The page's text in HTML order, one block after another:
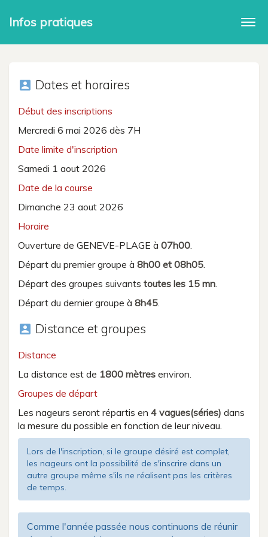
Infos pratiques
account_box Dates et horaires
Début des inscriptions
Mercredi 6 mai 2026 dès 7H
Date limite d'inscription
Samedi 1 aout 2026
Date de la course
Dimanche 23 aout 2026
Horaire
Ouverture de GENEVE-PLAGE à 07h00.
Départ du premier groupe à 8h00 et 08h05.
Départ des groupes suivants toutes les 15 mn.
Départ du dernier groupe à 8h45.
account_box Distance et groupes
Distance
La distance est de 1800 mètres environ.
Groupes de départ
Les nageurs seront répartis en 4 vagues(séries) dans
la mesure du possible en fonction de leur niveau.
Lors de l'inscription, si le groupe désiré est complet,
les nageurs ont la possibilité de s'inscrire dans un
autre groupe même s'ils ne réalisent pas les critères
de temps.
Comme l'année passée nous continuons de réunir